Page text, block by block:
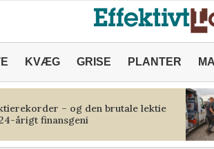
KVÆG GRISE PLANTER
– og den brutale lektie
årigt finansgeni